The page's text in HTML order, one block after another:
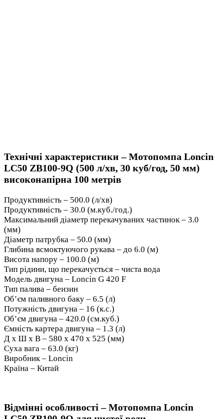
Технічні характеристики – Мотопомпа Loncin
LC50 ZB100-9Q (500 л/хв, 30 куб/год, 50 мм)
високонапірна 100 метрів
Продуктивність – 500.0 (л/хв)
Продуктивність – 30.0 (м.куб./год.)
Максимальний діаметр перекачуваних частинок – 3.0
(мм)
Діаметр патрубка – 50.0 (мм)
Глибина всмоктуючого рукава – до 6.0 (м)
Висота напору – 100.0 (м)
Тип рідини, що перекачується – чиста вода
Модель двигуна – Loncin G 420 F
Тип палива – бензин
Об’єм паливного баку – 6.5 (л)
Потужність двигуна – 16 (к.с.)
Об’єм двигуна – 420.0 (см.куб.)
Ємність картера двигуна – 1.3 (л)
Д х Ш х В – 580 х 470 х 525 (мм)
Суха вага – 63.0 (кг)
Виробник – Loncin
Країна – Китай
Відмінні особливості – Мотопомпа Loncin